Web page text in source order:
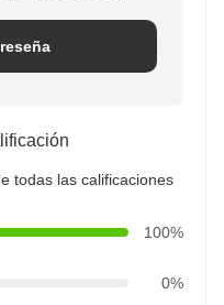
todas las calificaciones
100%
0%